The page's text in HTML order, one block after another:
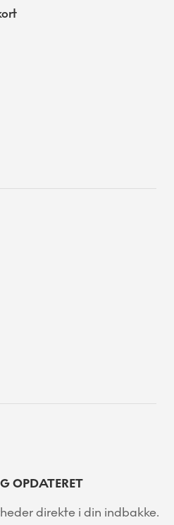
OPDATERET
direkte i din indbakke.